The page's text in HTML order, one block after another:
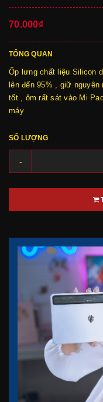
70.000₫
TỔNG QUAN
Ốp lưng chất liệu Silicon
lên đến 95% , giữ
tốt , ôm rất sát vào Mi
máy
SỐ LƯỢNG
-